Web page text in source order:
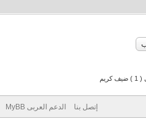
إتصل بنا الدعم العربى MyBB